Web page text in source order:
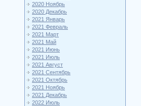
2020 Ноябрь
2020 Декабрь
2021 Январь
2021 Февраль
2021 Март
2021 Май
2021 Июнь
2021 Июль
2021 Август
2021 Сентябрь
2021 Октябрь
2021 Ноябрь
2021 Декабрь
2022 Июль